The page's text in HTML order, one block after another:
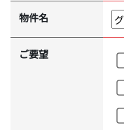
物件名
ご要望